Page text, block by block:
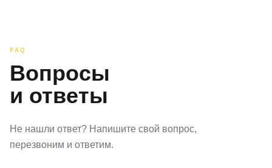
FAQ
Вопросы
и ответы
Не нашли ответ? Напишите свой вопрос,
перезвоним и ответим.